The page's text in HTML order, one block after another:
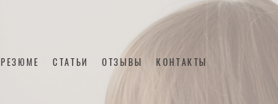
РЕЗЮМЕ СТАТЬИ ОТЗЫВЫ КОНТАКТЫ